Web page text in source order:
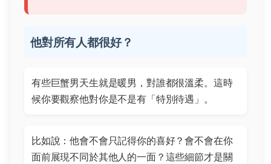
他對所有人都很好？
有些巨蟹男天生就是暖男，對誰都很溫柔。這時
候你要觀察他對你是不是有「特別待遇」。
比如說：他會不會只記得你的喜好？會不會在你
面前展現不同於其他人的一面？這些細節才是關